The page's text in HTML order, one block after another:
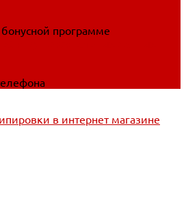
бонусной программе
в интернет магазине